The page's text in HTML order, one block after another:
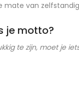
mate van
je motto?
te zijn, moet je